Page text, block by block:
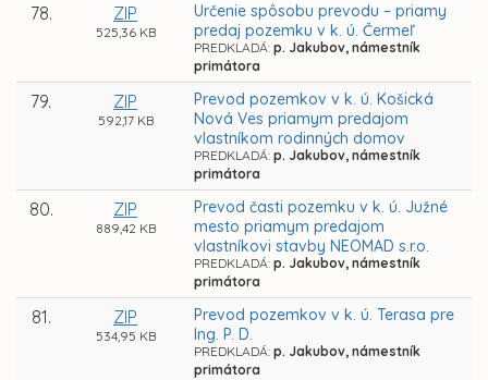
78. ZIP
525,36 KB
Určenie spôsobu prevodu – priamy
predaj pozemku v k. ú. Čermeľ
PREDKLADÁ: p. Jakubov, námestník
primátora
79. ZIP
592,17 KB
Prevod pozemkov v k. ú. Košická
Nová Ves priamym predajom
vlastníkom rodinných domov
PREDKLADÁ: p. Jakubov, námestník
primátora
80. ZIP
889,42 KB
Prevod časti pozemku v k. ú. Južné
mesto priamym predajom
vlastníkovi stavby NEOMAD s.r.o.
PREDKLADÁ: p. Jakubov, námestník
primátora
81. ZIP
534,95 KB
Prevod pozemkov v k. ú. Terasa pre
Ing. P. D.
PREDKLADÁ: p. Jakubov, námestník
primátora